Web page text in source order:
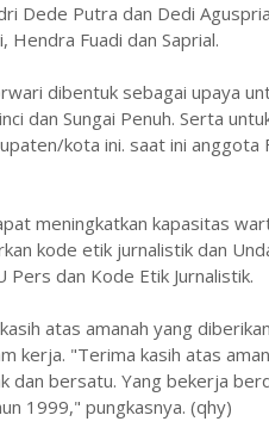
Dede Putra dan Dedi
Fuadi dan Saprial.
dibentuk sebagai upaya
dan Sungai Penuh. Serta
kota ini. saat ini
meningkatkan kapasitas
kode etik jurnalistik dan
dan Kode Etik Jurnalistik.
atas amanah yang
kerja. "Terima kasih atas
dan bersatu. Yang bekerja
1999," pungkasnya. (qhy)